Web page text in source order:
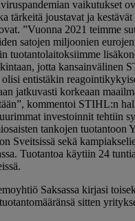
vaikutukset
tärkeitä joustavat ja
”Vuonna 2021 teimme
satojen miljoonien
tuotantolaitoksiimme
jotta kansainvälinen
entistäkin
jatkuvasti korkeaan
kommentoi STIHL:n
investoinnit tehtiin
tankojen tuotantoon
Sveitsissä sekä
Tuotantoa käytiin 24
Saksassa kirjasi
sitten